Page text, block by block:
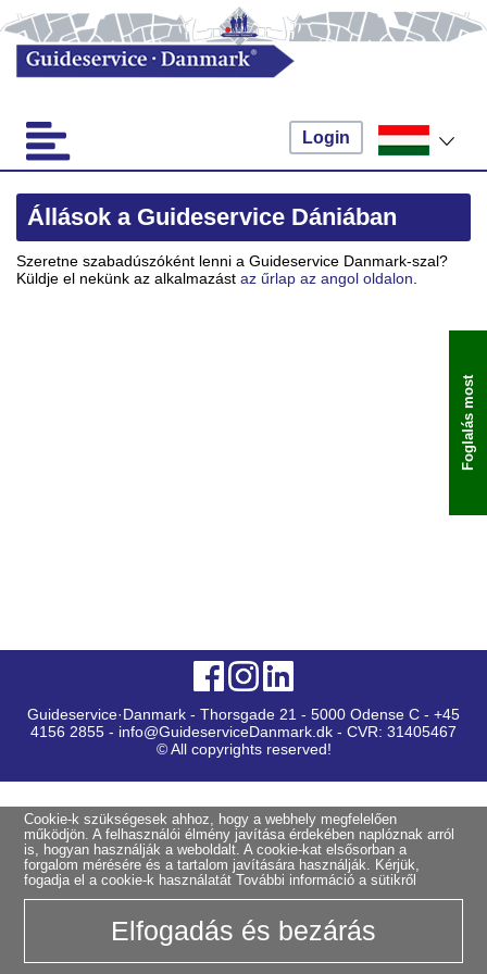
Login
Állások a Guideservice Dániában
Szeretne szabadúszóként lenni a Guideservice Danmark-szal?
Küldje el nekünk az alkalmazást az űrlap az angol oldalon
Foglalás most
Guideservice·Danmark - Thorsgade 21 - 5000 Odense C - +45
4156 2855 - info@GuideserviceDanmark.dk - CVR: 31405467
© All copyrights reserved!
Cookie-k szükségesek ahhoz, hogy a webhely megfelelően
működjön. A felhasználói élmény javítása érdekében naplóznak arról
is, hogyan használják a weboldalt. A cookie-kat elsősorban a
forgalom mérésére és a tartalom javítására használják. Kérjük,
fogadja el a cookie-k használatátTovábbi információ a sütikről
Elfogadás és bezárás